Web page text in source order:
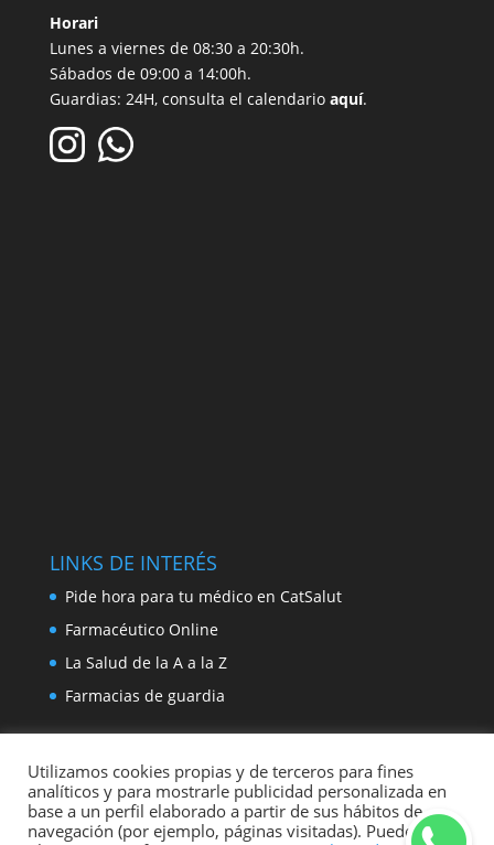
Horari
Lunes a viernes de 08:30 a 20:30h.
Sábados de 09:00 a 14:00h.
Guardias: 24H, consulta el calendario aquí.
LINKS DE INTERÉS
Pide hora para tu médico en CatSalut
Farmacéutico Online
La Salud de la A a la Z
Farmacias de guardia
Utilizamos cookies propias y de terceros para fines
analíticos y para mostrarle publicidad personalizada en
base a un perfil elaborado a partir de sus hábitos de
navegación (por ejemplo, páginas visitadas). Puede